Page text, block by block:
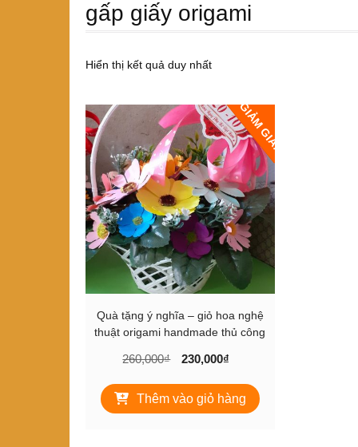
gấp giấy origami
Hiển thị kết quả duy nhất
GIẢM GIÁ!
Quà tặng ý nghĩa – giỏ hoa nghệ
thuật origami handmade thủ công
260,000₫
Giá
là:
260,000₫.
230,000₫
tại
là:
Thêm vào giỏ hàng